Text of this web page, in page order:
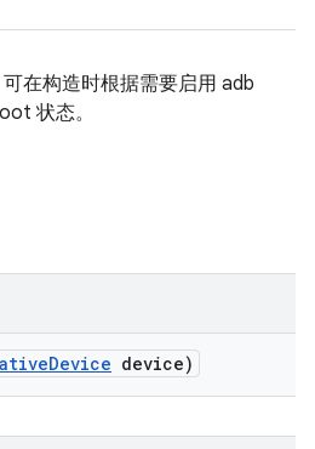
可在构造时根据需要启用 adb
状态。
Device device)